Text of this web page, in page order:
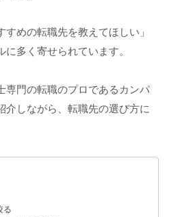
めの転職先を教えてほしい」
多く寄せられています。
専門の転職のプロであるカンパ
介しながら、転職先の選び方に
る